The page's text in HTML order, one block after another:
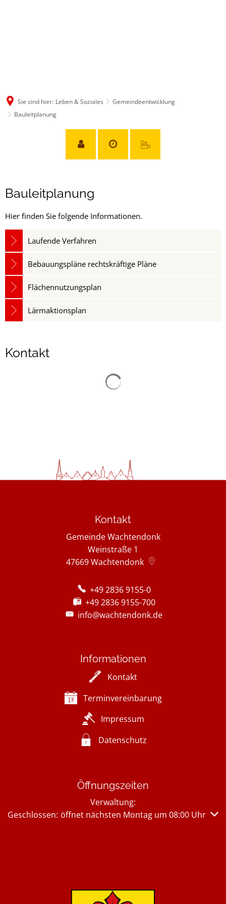
Sie sind hier: Leben & Soziales
Gemeindeentwicklung
Bauleitplanung
Bauleitplanung
Bauleitplanung
Hier finden Sie folgende Informationen.
Laufende Verfahren
Bebauungspläne rechtskräftige Pläne
Flächennutzungsplan
Lärmaktionsplan
Kontakt
Kontakt
Gemeinde Wachtendonk
Weinstraße 1
47669Wachtendonk
+49 2836 9155-0
+49 2836 9155-700
info@wachtendonk.de
Informationen
Kontakt
Terminvereinbarung
Impressum
Datenschutz
Öffnungszeiten
Verwaltung:
Klicken, um weitere Öffnungs- oder Schließzeiten
Geschlossen: öffnet nächsten Montag um 08:00 Uhr